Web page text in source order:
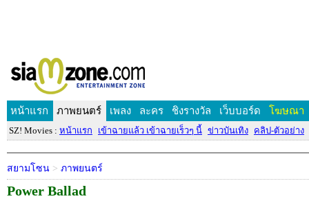
หน้าแรก ภาพยนตร์ เพลง ละคร ชิงรางวัล เว็บบอร์ด โฆษณา
SZ! Movies : หน้าแรก เข้าฉายแล้ว เข้าฉายเร็วๆ นี้ ข่าวบันเทิง คลิป-ตัวอย่าง
สยามโซน > ภาพยนตร์
Power Ballad